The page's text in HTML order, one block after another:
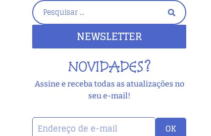
NEWSLETTER
NOVIDADES?
Assine e receba todas as atualizações no
seu e-mail!
OK